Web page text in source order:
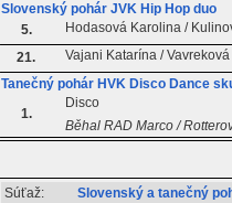
Slovenský pohár JVK Hip Hop duo
5.
Hodasová Karolina /
21.
Vajani Katarína /
Tanečný pohár HVK Disco Dance
1.
Disco
Běhal RAD Marco /
Súťaž:
Slovenský a tanečný